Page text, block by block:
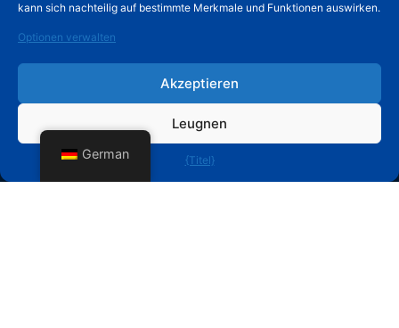
kann sich nachteilig auf bestimmte Merkmale und Funktionen auswirken.
Optionen verwalten
Akzeptieren
Leugnen
{Titel}
Temporärer Zaun
Maschendrahtzaun
Palisadenzaun
Über HUADE
Unser Service
Blog
German